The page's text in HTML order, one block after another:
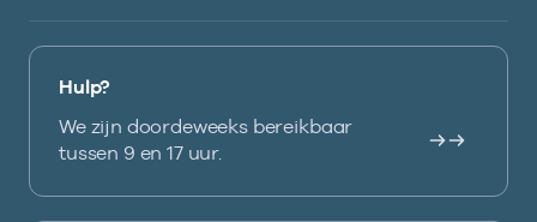
Hulp?
We zijn doordeweeks bereikbaar
tussen 9 en 17 uur.